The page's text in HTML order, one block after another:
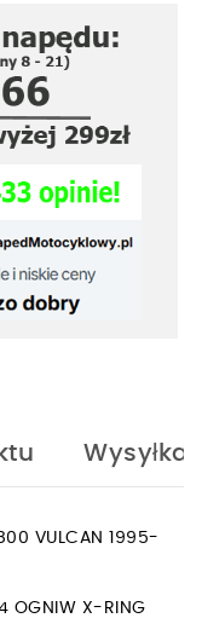
Wysyłka
VULCAN 1995-
OGNIW X-RING